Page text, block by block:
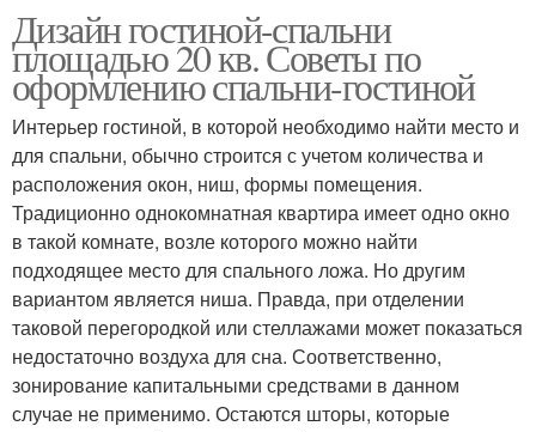
Дизайн гостиной-спальни
площадью 20 кв. Советы по
оформлению спальни-гостиной
Интерьер гостиной, в которой необходимо найти место и
для спальни, обычно строится с учетом количества и
расположения окон, ниш, формы помещения.
Традиционно однокомнатная квартира имеет одно окно
в такой комнате, возле которого можно найти
подходящее место для спального ложа. Но другим
вариантом является ниша. Правда, при отделении
таковой перегородкой или стеллажами может показаться
недостаточно воздуха для сна. Соответственно,
зонирование капитальными средствами в данном
случае не применимо. Остаются шторы, которые